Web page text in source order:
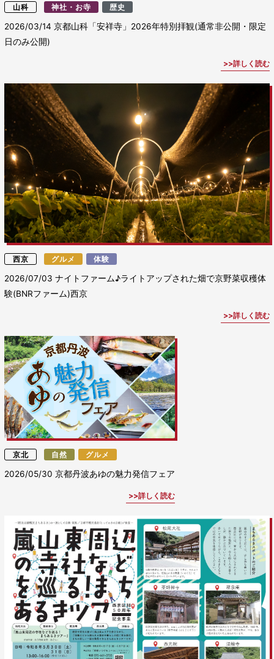
山科 神社・お寺 歴史
2026/03/14京都山科「安祥寺」2026年特別拝観(通常非公開・限定
日のみ公開)
詳しく読む
西京 グルメ 体験
2026/07/03ナイトファーム♪ライトアップされた畑で京野菜収穫体
験(BNRファーム)西京
詳しく読む
京北 自然 グルメ
2026/05/30京都丹波あゆの魅力発信フェア
詳しく読む